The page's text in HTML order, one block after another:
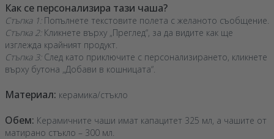
Как се персонализира тази чаша?
Стъпка 1: Попълнете текстовите полета с желаното съобщение.
Стъпка 2: Кликнете върху „Преглед“, за да видите как ще
изглежда крайният продукт.
Стъпка 3:След като приключите с персонализирането, кликнете
върху бутона „Добави в кошницата“.
Материал: керамика/стъкло
Обем: Керамичните чаши имат капацитет 325 мл, а чашите от
матирано стъкло – 300 мл.